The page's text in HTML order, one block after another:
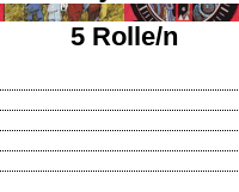
5 Rolle/n